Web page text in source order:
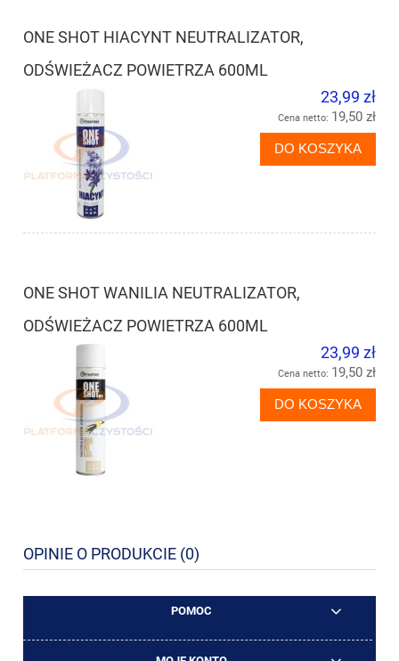
ONE SHOT HIACYNT NEUTRALIZATOR,
ODŚWIEŻACZ POWIETRZA 600ML
23,99 zł
Cena netto: 19,50 zł
DO KOSZYKA
ONE SHOT WANILIA NEUTRALIZATOR,
ODŚWIEŻACZ POWIETRZA 600ML
23,99 zł
Cena netto: 19,50 zł
DO KOSZYKA
OPINIE O PRODUKCIE (0)
POMOC